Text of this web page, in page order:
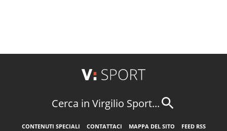
Cerca in Virgilio Sport...
CONTENUTI SPECIALI CONTATTACI MAPPA DEL SITO FEED RSS